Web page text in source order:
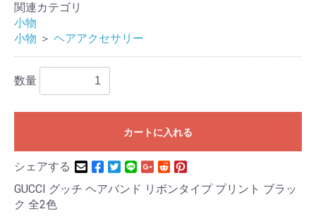
関連カテゴリ
小物
小物 ＞ ヘアアクセサリー
数量
カートに入れる
シェアする
GUCCI グッチ ヘアバンド リボンタイプ プリント ブラッ
ク 全2色